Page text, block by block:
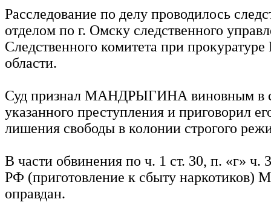
Расследование по делу проводилось
отделом по г. Омску следственного
Следственного комитета при
области.
Суд признал МАНДРЫГИНА виновным в
указанного преступления и приговорил
лишения свободы в колонии строгого
В части обвинения по ч. 1 ст. 30, п. «г» ч.
РФ (приготовление к сбыту
оправдан.